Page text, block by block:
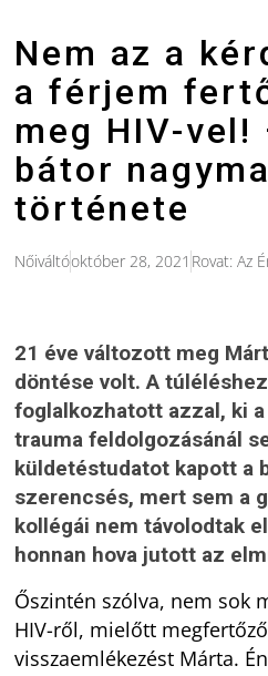
Nem az a
a férjem
meg HIV-vel!
bátor
története
Nőiváltóoktóber 28, 2021 Rovat:Az
21 éve változott meg
döntése volt. A
foglalkozhatott azzal, ki
trauma feldolgozásánál
küldetéstudatot kapott a
szerencsés, mert sem a
kollégái nem távolodtak
honnan hova jutott az
Őszintén szólva, nem sok
HIV-ről, mielőtt
visszaemlékezést Márta.